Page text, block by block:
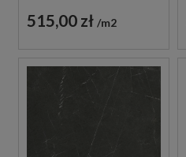
515,00 zł m2